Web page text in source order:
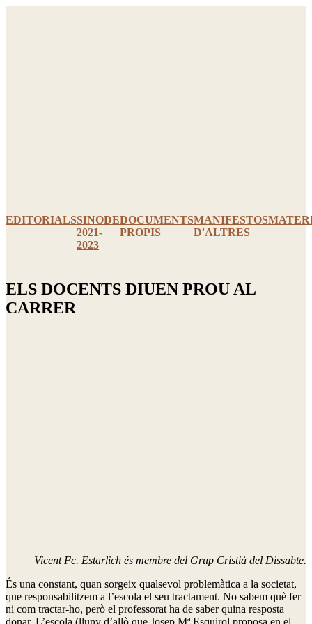
EDITORIALSSINODE
2021-
2023
DOCUMENTS
PROPIS
MANIFESTOS
D'ALTRES
ELS DOCENTS DIUEN PROU AL
CARRER
Vicent Fc. Estarlich és membre del Grup Cristià del Dissabte.
És una constant, quan sorgeix qualsevol problemàtica a la societat,
que responsabilitzem a l’escola el seu tractament. No sabem què fer
ni com tractar-ho, però el professorat ha de saber quina resposta